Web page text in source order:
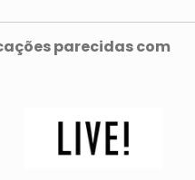
parecidas com